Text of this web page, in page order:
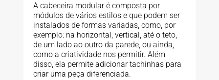
A cabeceira modular é composta por
módulos de vários estilos e que podem ser
instalados de formas variadas, como, por
exemplo: na horizontal, vertical, até o teto,
de um lado ao outro da parede, ou ainda,
como a criatividade nos permitir. Além
disso, ela permite adicionar tachinhas para
criar uma peça diferenciada.